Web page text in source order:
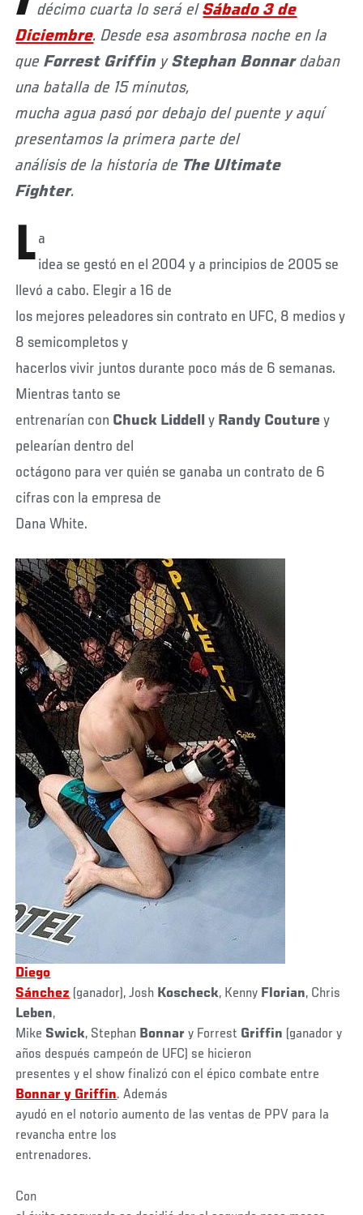
décimo cuarta lo será elSábado 3 de
Diciembre. Desde esa asombrosa noche en la
queForrestGriffin yStephanBonnardaban
una batalla de 15 minutos,
mucha agua pasó por debajo del puente y aquí
presentamos la primera parte del
análisis de la historia de The Ultimate
Fighter.
L a
idea se gestó en el 2004 y a principios de 2005 se
llevó a cabo. Elegir a 16 de
los mejores peleadores sin contrato en UFC, 8 medios y
8 semicompletos y
hacerlos vivir juntos durante poco más de 6 semanas.
Mientras tanto se
entrenarían con Chuck Liddell y Randy Couture y
pelearían dentro del
octágono para ver quién se ganaba un contrato de 6
cifras con la empresa de
Dana White.
Diego
Sánchez (ganador), Josh Koscheck, Kenny Florian, Chris
Leben,
Mike Swick, Stephan Bonnar y Forrest Griffin (ganador y
años después campeón de UFC) se hicieron
presentes y el show finalizó con el épico combate entre
Bonnar y Griffin. Además
ayudó en el notorio aumento de las ventas de PPV para la
revancha entre los
entrenadores.
Con